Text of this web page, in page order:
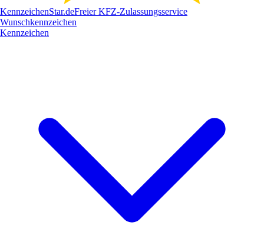
KennzeichenStar.deFreier KFZ-Zulassungsservice
Wunschkennzeichen
Kennzeichen